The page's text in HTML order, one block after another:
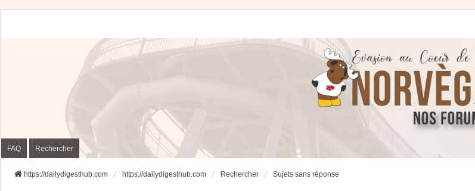
FAQ Rechercher
https://dailydigesthub.com https://dailydigesthub.com Rechercher Sujets sans réponse